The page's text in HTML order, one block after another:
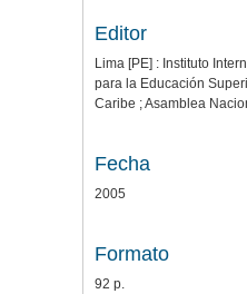
Editor
Lima [PE] : Instituto
para la Educación
Caribe ; Asamblea
Fecha
2005
Formato
92 p.